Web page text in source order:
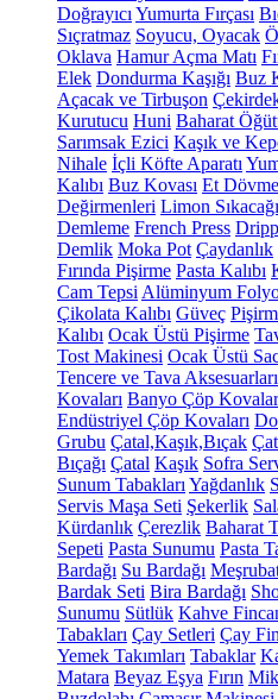
Doğrayıcı Yumurta Fırçası
Sıçratmaz Soyucu, Oyacak
Oklava Hamur Açma Matı
Elek Dondurma Kaşığı Buz
Açacak ve Tirbuşon
Kurutucu Huni Baharat
Sarımsak Ezici Kaşık ve
Nihale İçli Köfte Aparatı
Kalıbı Buz Kovası Et
Değirmenleri Limon Sıkacağı
Demleme French Press
Demlik Moka Pot Çaydanlık
Fırında Pişirme Pasta Kalıbı
Cam Tepsi Alüminyum
Çikolata Kalıbı Güveç
Kalıbı Ocak Üstü Pişirme
Tost Makinesi Ocak Üstü
Tencere ve Tava Aksesuarları
Kovaları Banyo Çöp
Endüstriyel Çöp Kovaları
Grubu Çatal,Kaşık,Bıçak
Bıçağı Çatal Kaşık Sofra
Sunum Tabakları Yağdanlık
Servis Maşa Seti Şekerlik
Kürdanlık Çerezlik Baharat
Sepeti Pasta Sunumu Pasta
Bardağı Su Bardağı
Bardak Seti Bira Bardağı
Sunumu Sütlük Kahve
Tabakları Çay Setleri Çay
Yemek Takımları Tabaklar
Matara Beyaz Eşya Fırın